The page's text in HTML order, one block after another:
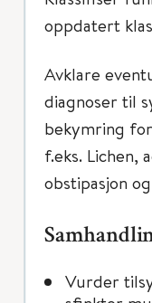
oppdatert
Avklare
diagnoser til
bekymring
f.eks. Lichen,
obstipasjon
Vurder